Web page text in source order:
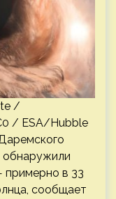
/
/ ESA/Hubble
обнаружили
в 33
сообщает